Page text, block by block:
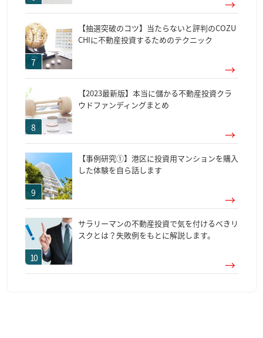
【抽選突破のコツ】当たらないと評判のCOZU
CHIに不動産投資するためのテクニック
【2023最新版】本当に儲かる不動産投資クラ
ウドファンディングまとめ
【事例研究①】港区に投資用マンションを購入
した体験を自ら話します
サラリーマンの不動産投資で気を付けるべきリ
スクとは？失敗例をもとに解説します。